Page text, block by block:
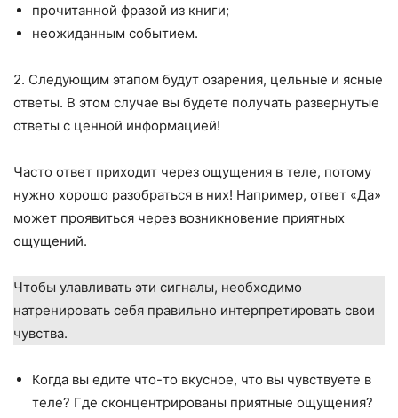
прочитанной фразой из книги;
неожиданным событием.
2. Следующим этапом будут озарения, цельные и ясные
ответы. В этом случае вы будете получать развернутые
ответы с ценной информацией!
Часто ответ приходит через ощущения в теле, потому
нужно хорошо разобраться в них! Например, ответ «Да»
может проявиться через возникновение приятных
ощущений.
Чтобы улавливать эти сигналы, необходимо
натренировать себя правильно интерпретировать свои
чувства.
Когда вы едите что-то вкусное, что вы чувствуете в
теле? Где сконцентрированы приятные ощущения?